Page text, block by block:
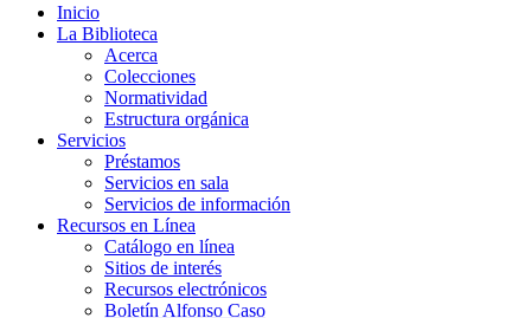
Inicio
La Biblioteca
Acerca
Colecciones
Normatividad
Estructura orgánica
Servicios
Préstamos
Servicios en sala
Servicios de información
Recursos en Línea
Catálogo en línea
Sitios de interés
Recursos electrónicos
Boletín Alfonso Caso